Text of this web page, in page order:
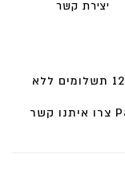
יצירת קשר
ניתן לשלם בכל סוגי האשראי ולחלק עד 12 תשלומים ללא
לתשלום בהעברה בנקאית, Bit או Paybox צרו איתנו קשר